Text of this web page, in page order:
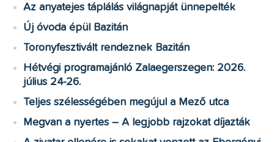
Az anyatejes táplálás világnapját ünnepelték
Új óvoda épül Bazitán
Toronyfesztivált rendeznek Bazitán
Hétvégi programajánló Zalaegerszegen: 2026.
július 24-26.
Teljes szélességében megújul a Mező utca
Megvan a nyertes – A legjobb rajzokat díjazták